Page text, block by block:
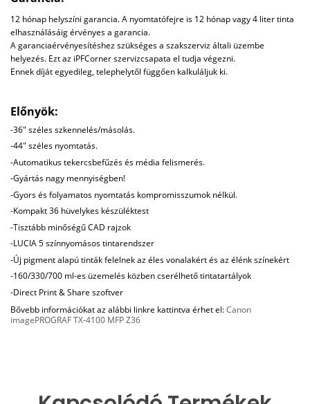
12 hónap helyszíni garancia. A nyomtatófejre is 12 hónap vagy 4 liter tinta
elhasználásáig érvényes a garancia.
A garanciaérvényesítéshez szükséges a szakszerviz általi üzembe
helyezés. Ezt az iPFCorner szervizcsapata el tudja végezni.
Ennek díját egyedileg, telephelytől függően kalkuláljuk ki.
Előnyök:
-36" széles szkennelés/másolás.
-44" széles nyomtatás.
-Automatikus tekercsbefűzés és média felismerés.
-Gyártás nagy mennyiségben!
-Gyors és folyamatos nyomtatás kompromisszumok nélkül.
-Kompakt 36 hüvelykes készüléktest
-Tisztább minőségű CAD rajzok
-LUCIA 5 színnyomásos tintarendszer
-Új pigment alapú tinták felelnek az éles vonalakért és az élénk színekért
-160/330/700 ml-es üzemelés közben cserélhető tintatartályok
-Direct Print & Share szoftver
Bővebb információkat az alábbi linkre kattintva érhet el:Canon
imagePROGRAF TX-4100 MFP Z36